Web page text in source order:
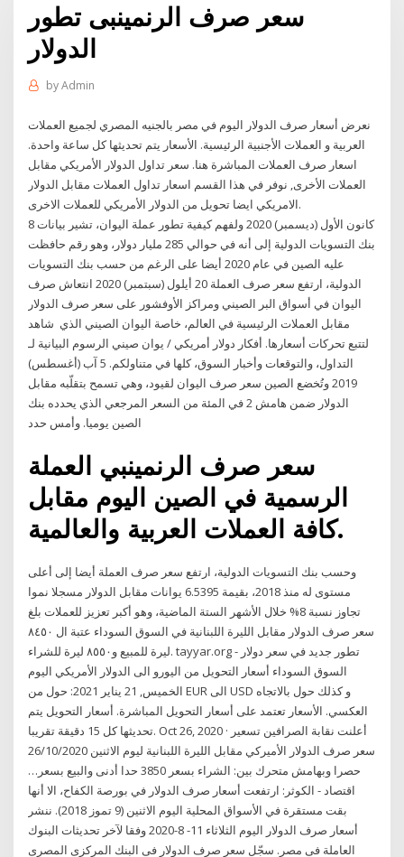
سعر صرف الرنمينبى تطور
الدولار
byAdmin
نعرض أسعار صرف الدولار اليوم في مصر بالجنيه المصري لجميع العملات
العربية و العملات الأجنبية الرئيسية. الأسعار يتم تحديثها كل ساعة واحدة.
اسعار صرف العملات المباشرة هنا. سعر تداول الدولار الأمريكي مقابل
العملات الأخرى, نوفر في هذا القسم اسعار تداول العملات مقابل الدولار
الامريكي ايضا تحويل من الدولار الأمريكي للعملات الاخرى.
8 كانون الأول (ديسمبر) 2020 ولفهم كيفية تطور عملة اليوان، تشير بيانات
بنك التسويات الدولية إلى أنه في حوالي 285 مليار دولار، وهو رقم حافظت
عليه الصين في عام 2020 أيضا على الرغم من حسب بنك التسويات
الدولية، ارتفع سعر صرف العملة 20 أيلول (سبتمبر) 2020 انتعاش صرف
اليوان في أسواق البر الصيني ومراكز الأوفشور على سعر صرف الدولار
مقابل العملات الرئيسية في العالم، خاصة اليوان الصيني الذي شاهد
الرسوم البيانية لـ ‎دولار أمريكي / يوان صيني‎ لتتبع تحركات أسعارها. أفكار
التداول، والتوقعات وأخبار السوق، كلها في متناولكم. 5 آب (أغسطس)
2019 وتُخضع الصين سعر صرف اليوان لقيود، وهي تسمح بتقلّبه مقابل
الدولار ضمن هامش 2 في المئة من السعر المرجعي الذي يحدده بنك
سعر صرف الرنمينبي العملة
الرسمية في الصين اليوم مقابل
كافة العملات العربية والعالمية.
وحسب بنك التسويات الدولية، ارتفع سعر صرف العملة أيضا إلى أعلى
مستوى له منذ 2018، بقيمة 6.5395 يوانات مقابل الدولار مسجلا نموا
تجاوز نسبة 8% خلال الأشهر الستة الماضية، وهو أكبر تعزيز للعملات بلغ
سعر صرف الدولار مقابل الليرة اللبنانية في السوق السوداء عتبة ال ٨٤٥٠
ليرة للمبيع و٨٥٥٠ ليرة للشراء. tayyar.org - تطور جديد في سعر دولار
السوق السوداء أسعار التحويل من اليورو الى الدولار الأمريكي اليوم
الخميس, 21 يناير 2021: حول من EUR الى USD و كذلك حول بالاتجاه
العكسي. الأسعار تعتمد على أسعار التحويل المباشرة. أسعار التحويل يتم
تحديثها كل 15 دقيقة تقريبا. Oct 26, 2020 · أعلنت نقابة الصرافين تسعير
سعر صرف الدولار الأميركي مقابل الليرة اللبنانية ليوم الاثنين 26/10/2020
حصرا وبهامش متحرك بين: الشراء بسعر 3850 حدا أدنى والبيع بسعر…
اقتصاد - الكوثر: ارتفعت أسعار صرف الدولار في بورصة الكفاح، الا أنها
بقت مستقرة في الأسواق المحلية اليوم الاثنين (9 تموز 2018). ننشر
أسعار صرف الدولار اليوم الثلاثاء 11- 8-2020 وفقا لآخر تحديثات البنوك
العاملة فى مصر. سجّل سعر صرف الدولار فى البنك المركزى المصرى